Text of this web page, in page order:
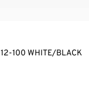
100 WHITE/BLACK